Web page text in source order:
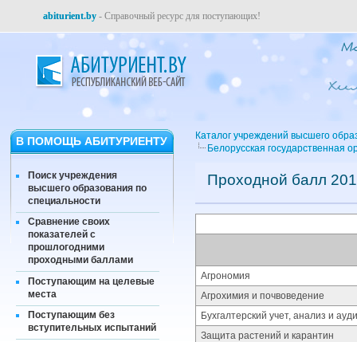
abiturient.by - Справочный ресурс для поступающих!
В ПОМОЩЬ АБИТУРИЕНТУ
Поиск учреждения
высшего образования по
специальности
Сравнение своих
показателей с
прошлогодними
проходными баллами
Поступающим на целевые
места
Поступающим без
вступительных испытаний
Каталог учреждений высшего
Белорусская государственная
Проходной балл
Агрономия
Агрохимия и почвоведение
Бухгалтерский учет, анализ и
Защита растений и карантин